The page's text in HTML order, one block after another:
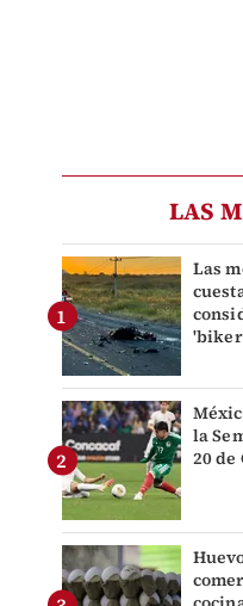
LAS
Las
la
20 de